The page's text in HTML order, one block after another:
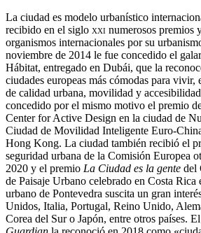
La ciudad es modelo urbanístico
recibido en el siglo xxi numerosos premios
organismos internacionales por su
noviembre de 2014 le fue concedido el
Hábitat, entregado en Dubái, que la
ciudades europeas más cómodas para vivir,
de calidad urbana, movilidad y
concedido por el mismo motivo el premio
Center for Active Design en la ciudad de
Ciudad de Movilidad Inteligente Euro-
Hong Kong.​ La ciudad también recibió el
seguridad urbana de la Comisión Europea
2020​​ y el premio La Ciudad es la gente del
de Paisaje Urbano celebrado en Costa
urbano de Pontevedra suscita un gran
Unidos, Italia, Portugal, Reino Unido,
Corea del Sur o Japón, entre otros países.​​​